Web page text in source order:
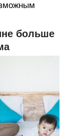
больше